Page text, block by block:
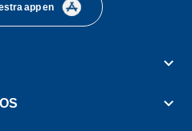
app en